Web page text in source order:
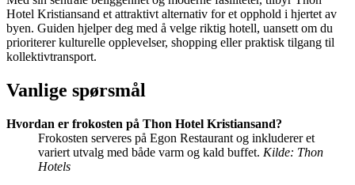
Hotel Kristiansand et attraktivt alternativ for et opphold i hjertet av
byen. Guiden hjelper deg med å velge riktig hotell, uansett om du
prioriterer kulturelle opplevelser, shopping eller praktisk tilgang til
kollektivtransport.
Vanlige spørsmål
Hvordan er frokosten på Thon Hotel Kristiansand?
Frokosten serveres på Egon Restaurant og inkluderer et
variert utvalg med både varm og kald buffet. Kilde: Thon
Hotels